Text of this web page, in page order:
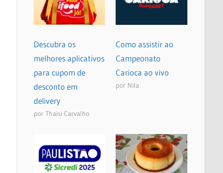
Descubra os
melhores aplicativos
para cupom de
desconto em
delivery
por Thaisi Carvalho
Como assistir ao
Campeonato
Carioca ao vivo
por Nila